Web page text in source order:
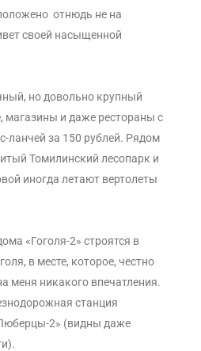
отнюдь не на
своей насыщенной
но довольно крупный
магазины и даже рестораны с
ланчей за 150 рублей. Рядом
Томилинский лесопарк и
иногда летают вертолеты
«Гоголя-2» строятся в
в месте, которое, честно
меня никакого впечатления.
станция
2» (видны даже